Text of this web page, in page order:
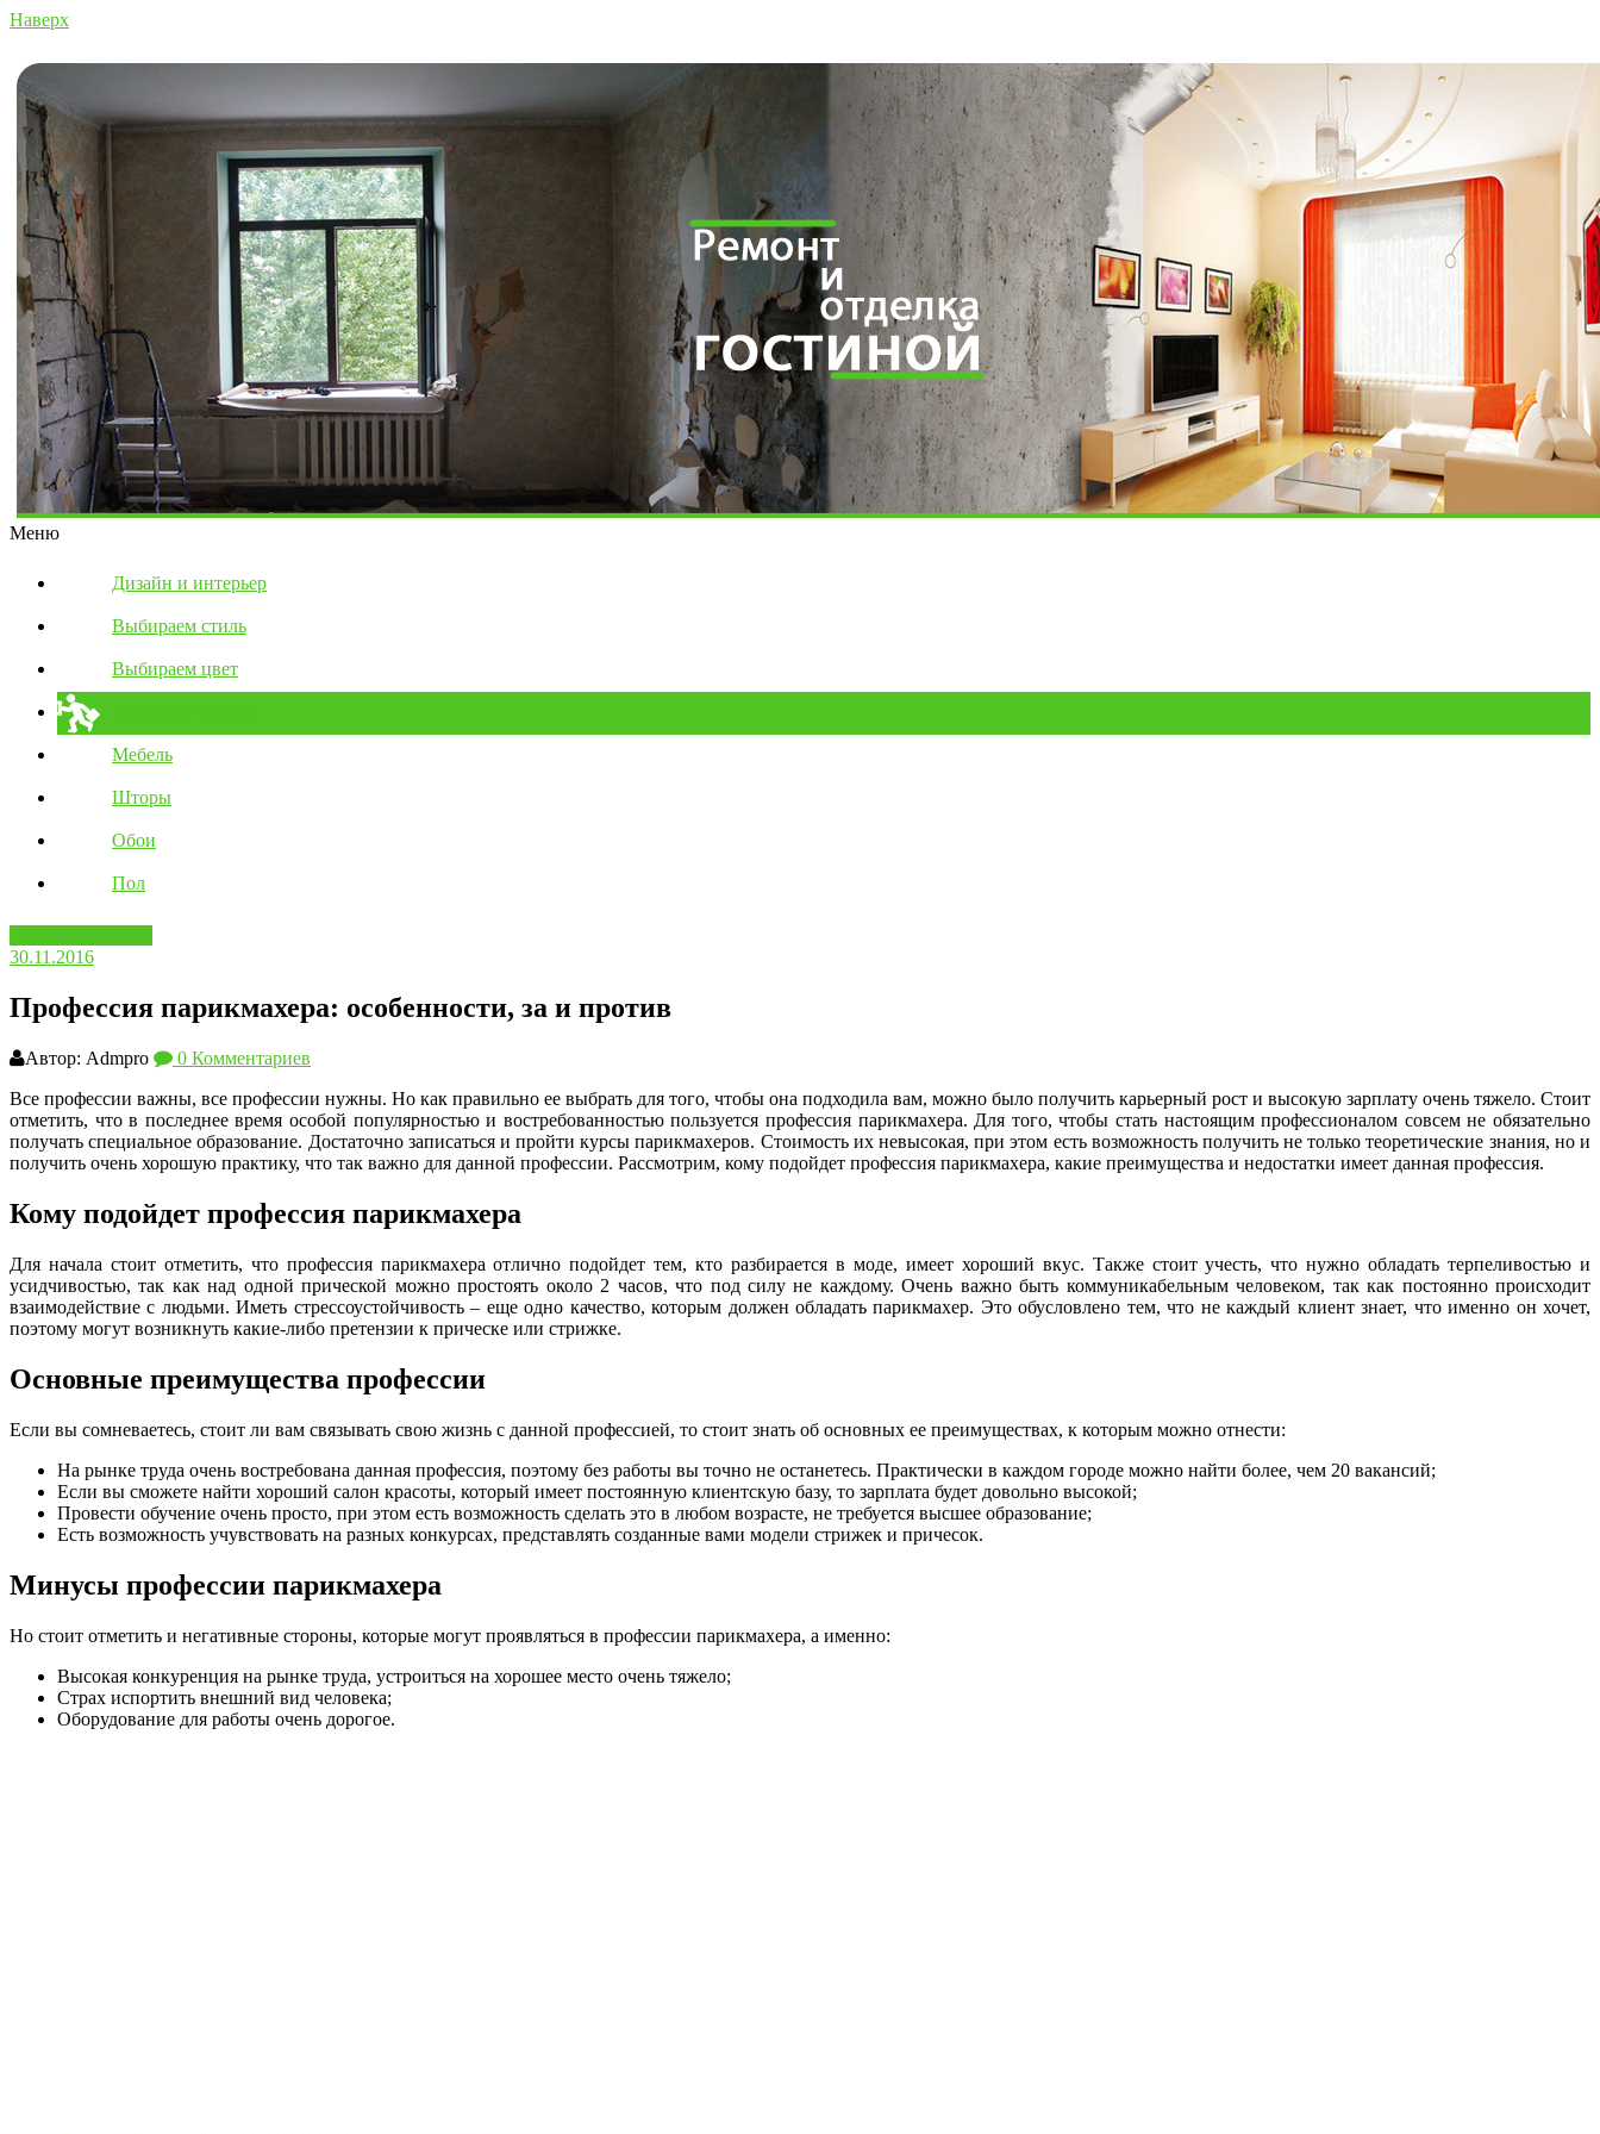
Наверх
Меню
Дизайн и интерьер
Выбираем стиль
Выбираем цвет
Мебель
Шторы
Обои
Пол
30.11.2016
Профессия парикмахера: особенности, за и против
Автор: Admpro
0 Комментариев
Все профессии важны, все профессии нужны. Но как правильно ее выбрать для того, чтобы она подходила вам, можно было получить карьерный рост и высокую зарплату очень тяжело. Стоит
отметить, что в последнее время особой популярностью и востребованностью пользуется профессия парикмахера. Для того, чтобы стать настоящим профессионалом совсем не обязательно
получать специальное образование. Достаточно записаться и пройти курсы парикмахеров. Стоимость их невысокая, при этом есть возможность получить не только теоретические знания, но и
получить очень хорошую практику, что так важно для данной профессии. Рассмотрим, кому подойдет профессия парикмахера, какие преимущества и недостатки имеет данная профессия.
Кому подойдет профессия парикмахера
Для начала стоит отметить, что профессия парикмахера отлично подойдет тем, кто разбирается в моде, имеет хороший вкус. Также стоит учесть, что нужно обладать терпеливостью и
усидчивостью, так как над одной прической можно простоять около 2 часов, что под силу не каждому. Очень важно быть коммуникабельным человеком, так как постоянно происходит
взаимодействие с людьми. Иметь стрессоустойчивость – еще одно качество, которым должен обладать парикмахер. Это обусловлено тем, что не каждый клиент знает, что именно он хочет,
поэтому могут возникнуть какие-либо претензии к прическе или стрижке.
Основные преимущества профессии
Если вы сомневаетесь, стоит ли вам связывать свою жизнь с данной профессией, то стоит знать об основных ее преимуществах, к которым можно отнести:
На рынке труда очень востребована данная профессия, поэтому без работы вы точно не останетесь. Практически в каждом городе можно найти более, чем 20 вакансий;
Если вы сможете найти хороший салон красоты, который имеет постоянную клиентскую базу, то зарплата будет довольно высокой;
Провести обучение очень просто, при этом есть возможность сделать это в любом возрасте, не требуется высшее образование;
Есть возможность учувствовать на разных конкурсах, представлять созданные вами модели стрижек и причесок.
Минусы профессии парикмахера
Но стоит отметить и негативные стороны, которые могут проявляться в профессии парикмахера, а именно:
Высокая конкуренция на рынке труда, устроиться на хорошее место очень тяжело;
Страх испортить внешний вид человека;
Оборудование для работы очень дорогое.